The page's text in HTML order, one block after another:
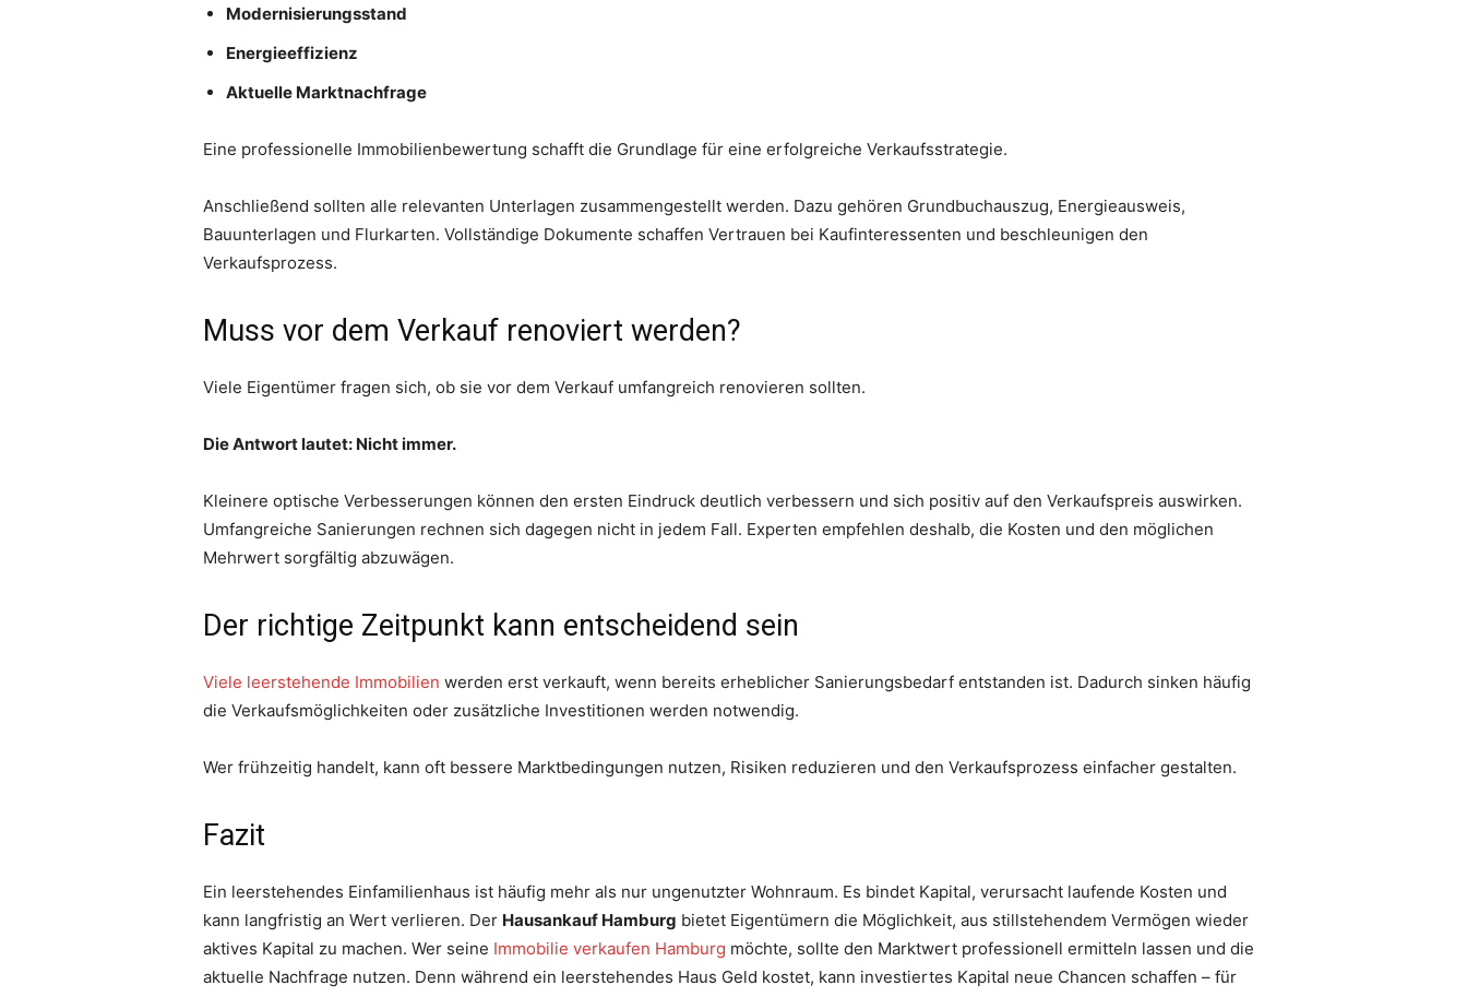
Modernisierungsstand
Energieeffizienz
Aktuelle Marktnachfrage
Eine professionelle Immobilienbewertung schafft die Grundlage für eine erfolgreiche Verkaufsstrategie.
Anschließend sollten alle relevanten Unterlagen zusammengestellt werden. Dazu gehören Grundbuchauszug, Energieausweis,
Bauunterlagen und Flurkarten. Vollständige Dokumente schaffen Vertrauen bei Kaufinteressenten und beschleunigen den
Verkaufsprozess.
Muss vor dem Verkauf renoviert werden?
Viele Eigentümer fragen sich, ob sie vor dem Verkauf umfangreich renovieren sollten.
Die Antwort lautet: Nicht immer.
Kleinere optische Verbesserungen können den ersten Eindruck deutlich verbessern und sich positiv auf den Verkaufspreis auswirken.
Umfangreiche Sanierungen rechnen sich dagegen nicht in jedem Fall. Experten empfehlen deshalb, die Kosten und den möglichen
Mehrwert sorgfältig abzuwägen.
Der richtige Zeitpunkt kann entscheidend sein
Viele leerstehende Immobilien werden erst verkauft, wenn bereits erheblicher Sanierungsbedarf entstanden ist. Dadurch sinken häufig
die Verkaufsmöglichkeiten oder zusätzliche Investitionen werden notwendig.
Wer frühzeitig handelt, kann oft bessere Marktbedingungen nutzen, Risiken reduzieren und den Verkaufsprozess einfacher gestalten.
Fazit
Ein leerstehendes Einfamilienhaus ist häufig mehr als nur ungenutzter Wohnraum. Es bindet Kapital, verursacht laufende Kosten und
kann langfristig an Wert verlieren. Der Hausankauf Hamburg bietet Eigentümern die Möglichkeit, aus stillstehendem Vermögen wieder
aktives Kapital zu machen. Wer seine Immobilie verkaufen Hamburg möchte, sollte den Marktwert professionell ermitteln lassen und die
aktuelle Nachfrage nutzen. Denn während ein leerstehendes Haus Geld kostet, kann investiertes Kapital neue Chancen schaffen – für